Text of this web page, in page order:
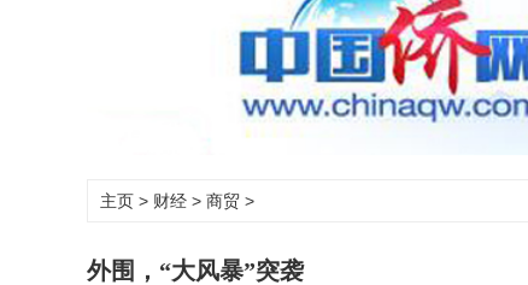
主页 > 财经 > 商贸 >
外围，“大风暴”突袭